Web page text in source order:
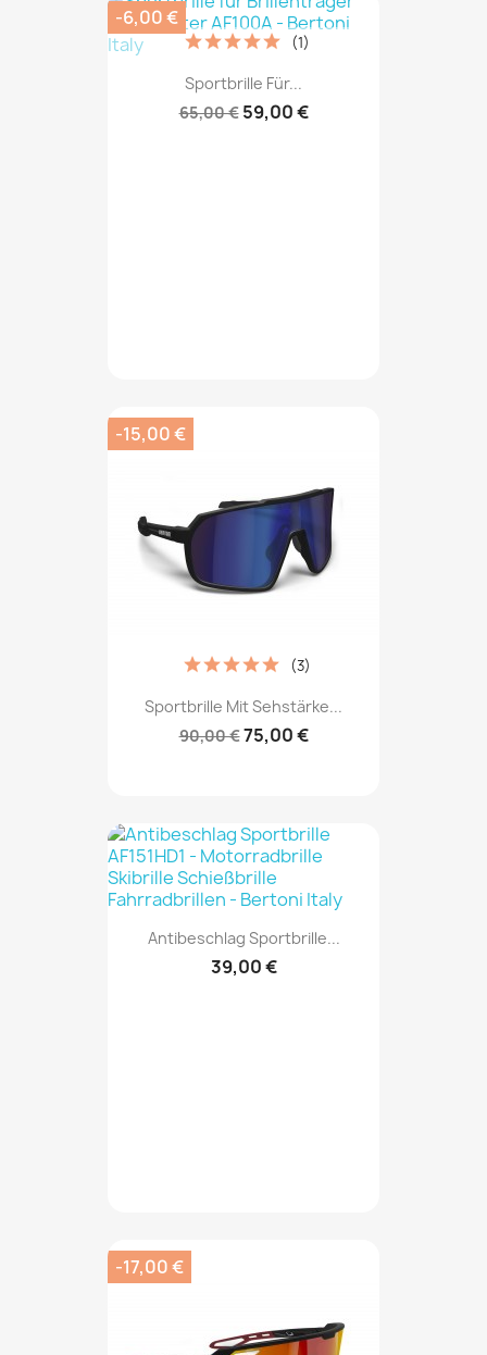
Sportbrille Für...
65,00 € 59,00 €
(1)
-6,00 €
Sportbrille Mit Sehstärke...
90,00 €75,00 €
(3)
-15,00 €
Antibeschlag Sportbrille...
39,00 €
-17,00 €